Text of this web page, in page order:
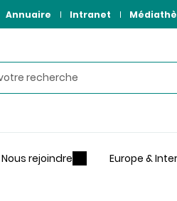
Annuaire Intranet
Nous rejoindre Europe &